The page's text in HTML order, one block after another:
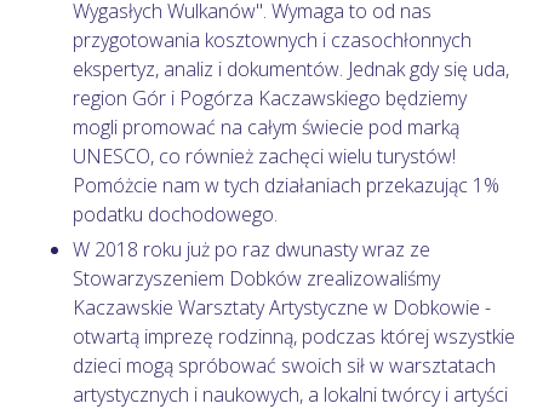
Wygasłych Wulkanów". Wymaga to od nas
przygotowania kosztownych i czasochłonnych
ekspertyz, analiz i dokumentów. Jednak gdy się uda,
region Gór i Pogórza Kaczawskiego będziemy
mogli promować na całym świecie pod marką
UNESCO, co również zachęci wielu turystów!
Pomóżcie nam w tych działaniach przekazując 1%
podatku dochodowego.
W 2018 roku już po raz dwunasty wraz ze
Stowarzyszeniem Dobków zrealizowaliśmy
Kaczawskie Warsztaty Artystyczne w Dobkowie -
otwartą imprezę rodzinną, podczas której wszystkie
dzieci mogą spróbować swoich sił w warsztatach
artystycznych i naukowych, a lokalni twórcy i artyści